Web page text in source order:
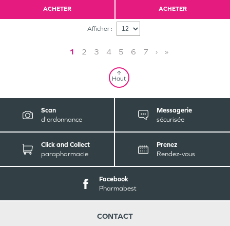
ACHETER ACHETER
Afficher :
1 2 3 4 5 6 7 › »
Haut
Scan
d'ordonnance
Messagerie
sécurisée
Click and Collect
parapharmacie
Prenez
Rendez-vous
Facebook
Pharmabest
CONTACT